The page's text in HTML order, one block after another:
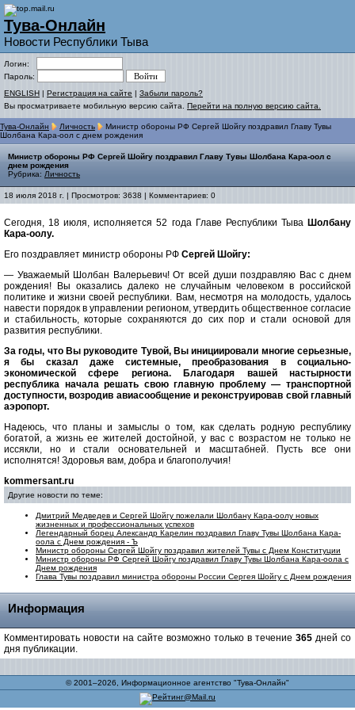
Тува-Онлайн
Новости Республики Тыва
Логин:
Пароль:
ENGLISH | Регистрация на сайте | Забыли пароль?
Вы просматриваете мобильную версию сайта. Перейти на полную версию сайта.
Тува-Онлайн Личность
Министр обороны РФ Сергей Шойгу поздравил Главу Тувы
Шолбана Кара-оол с днем рождения
Министр обороны РФ Сергей Шойгу поздравил Главу Тувы Шолбана Кара-оол с
днем рождения
Рубрика: Личность
18 июля 2018 г. | Просмотров: 3638 | Комментариев: 0
Сегодня, 18 июля, исполняется 52 года Главе Республики Тыва Шолбану
Кара-оолу.
Его поздравляет министр обороны РФ Сергей Шойгу:
— Уважаемый Шолбан Валерьевич! От всей души поздравляю Вас с днем
рождения! Вы оказались далеко не случайным человеком в российской
политике и жизни своей республики. Вам, несмотря на молодость, удалось
навести порядок в управлении регионом, утвердить общественное согласие
и стабильность, которые сохраняются до сих пор и стали основой для
развития республики.
За годы, что Вы руководите Тувой, Вы инициировали многие серьезные,
я бы сказал даже системные, преобразования в социально-
экономической сфере региона. Благодаря вашей настырности
республика начала решать свою главную проблему — транспортной
доступности, возродив авиасообщение и реконструировав свой главный
аэропорт.
Надеюсь, что планы и замыслы о том, как сделать родную республику
богатой, а жизнь ее жителей достойной, у вас с возрастом не только не
иссякли, но и стали основательней и масштабней. Пусть все они
исполнятся! Здоровья вам, добра и благополучия!
kommersant.ru
Другие новости по теме:
Дмитрий Медведев и Сергей Шойгу пожелали Шолбану Кара-оолу новых
жизненных и профессиональных успехов
Легендарный борец Александр Карелин поздравил Главу Тувы Шолбана Кара-
оола с Днем рождения - Ъ
Министр обороны Сергей Шойгу поздравил жителей Тувы с Днем Конституции
Министр обороны РФ Сергей Шойгу поздравил Главу Тувы Шолбана Кара-оола с
Днем рождения
Глава Тувы поздравил министра обороны России Сергея Шойгу с Днем рождения
Информация
Комментировать новости на сайте возможно только в течение 365 дней со
дня публикации.
© 2001–2026, Информационное агентство "Тува-Онлайн"